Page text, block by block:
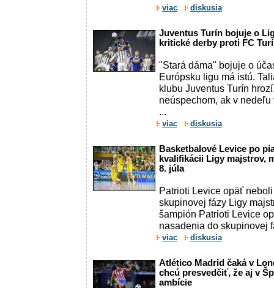
viac diskusia
Juventus Turín bojuje o
kritické derby proti FC
"Stará dáma" bojuje o
Európsku ligu má istú.
klubu Juventus Turín
neúspechom, ak v
...
viac diskusia
Basketbalové Levice po
kvalifikácii Ligy majstrov,
8. júla
Patrioti Levice opäť
skupinovej fázy Ligy
šampión Patrioti Levice
nasadenia do skupinovej
viac diskusia
Atlético Madrid čaká v
chcú presvedčiť, že aj v
ambície